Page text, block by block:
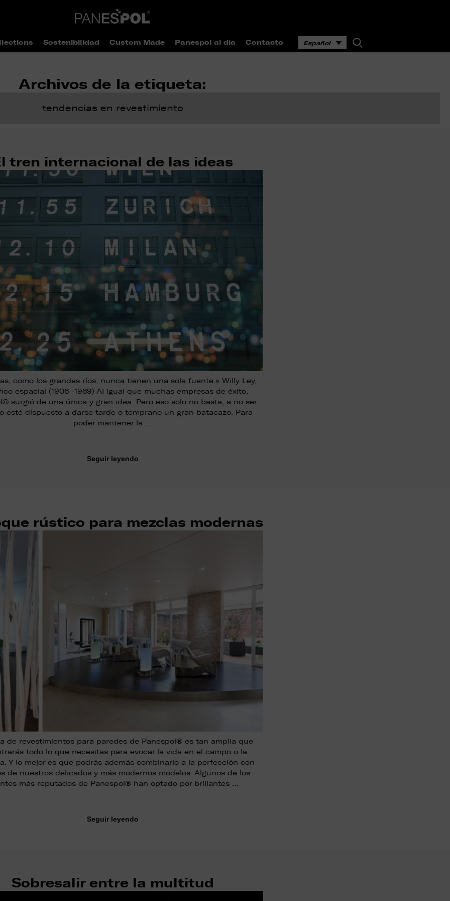
Sostenibilidad Custom Made Panespol al día Contacto Español
Archivos de la etiqueta:
tendencias en revestimiento
tren internacional de las ideas
como los grandes ríos, nunca tienen una sola fuente.» Willy Ley,
espacial (1906 -1969) Al igual que muchas empresas de éxito,
surgió de una única y gran idea. Pero eso solo no basta, a no ser
esté dispuesto a darse tarde o temprano un gran batacazo. Para
poder mantener la …
Seguir leyendo
rústico para mezclas modernas
de revestimientos para paredes de Panespol® es tan amplia que
todo lo que necesitas para evocar la vida en el campo o la
Y lo mejor es que podrás además combinarlo a la perfección con
de nuestros delicados y más modernos modelos. Algunos de los
más reputados de Panespol® han optado por brillantes …
Seguir leyendo
Sobresalir entre la multitud